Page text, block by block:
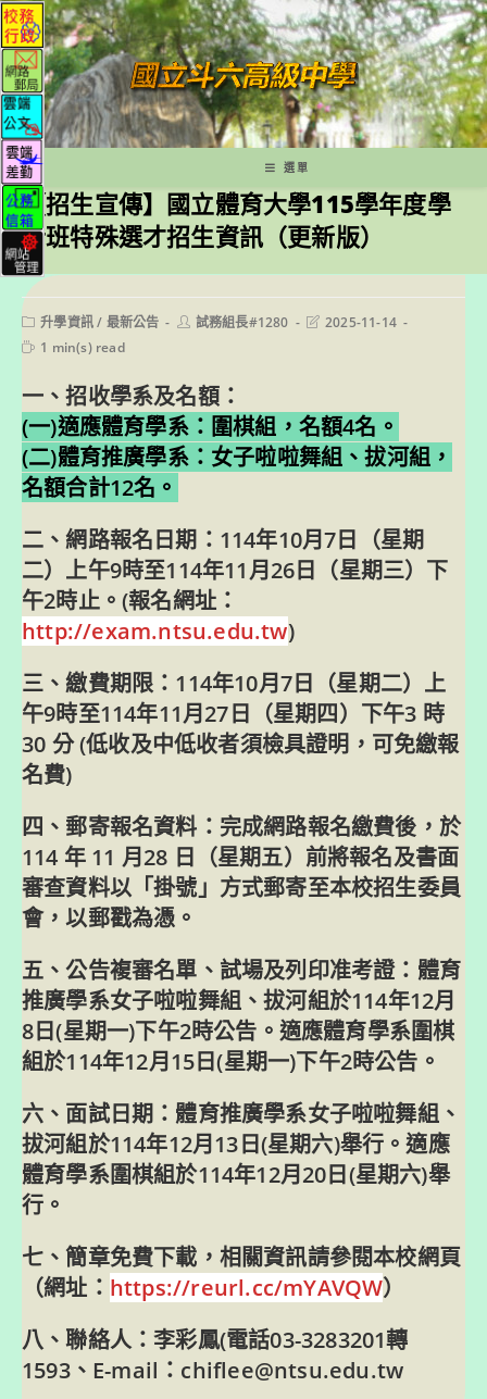
跳
轉
至
主
要
內
容
選單
【招生宣傳】國立體育大學115學年度學
士班特殊選才招生資訊（更新版）
Post
category:
升學資訊/ 最新公告
Post試務組長#1280
Post2025-11-14
Reading
1 min(s) read
一、招收學系及名額：
(一)適應體育學系：圍棋組，名額4名。
(二)體育推廣學系：女子啦啦舞組、拔河組，
名額合計12名。
二、網路報名日期：114年10月7日（星期
二）上午9時至114年11月26日（星期三）下
午2時止。(報名網址：
http://exam.ntsu.edu.tw)
三、繳費期限：114年10月7日（星期二）上
午9時至114年11月27日（星期四）下午3 時
30 分 (低收及中低收者須檢具證明，可免繳報
名費)
四、郵寄報名資料：完成網路報名繳費後，於
114 年 11 月28 日（星期五）前將報名及書面
審查資料以「掛號」方式郵寄至本校招生委員
會，以郵戳為憑。
五、公告複審名單、試場及列印准考證：體育
推廣學系女子啦啦舞組、拔河組於114年12月
8日(星期一)下午2時公告。適應體育學系圍棋
組於114年12月15日(星期一)下午2時公告。
六、面試日期：體育推廣學系女子啦啦舞組、
拔河組於114年12月13日(星期六)舉行。適應
體育學系圍棋組於114年12月20日(星期六)舉
行。
七、簡章免費下載，相關資訊請參閱本校網頁
（網址： https://reurl.cc/mYAVQW）
八、聯絡人：李彩鳳(電話03-3283201轉
1593、E-mail：chiflee@ntsu.edu.tw